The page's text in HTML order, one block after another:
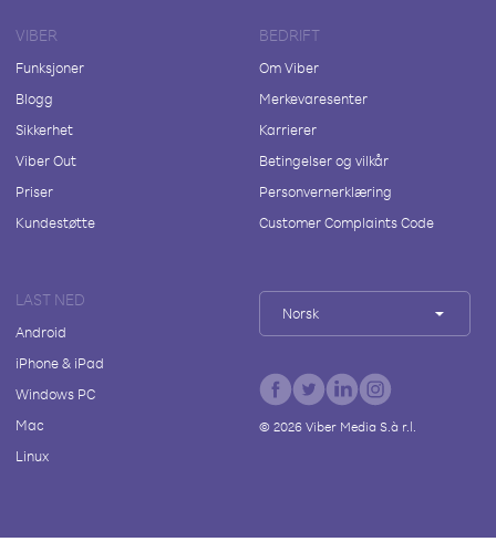
VIBER
Funksjoner
Blogg
Sikkerhet
Viber Out
Priser
Kundestøtte
BEDRIFT
Om Viber
Merkevaresenter
Karrierer
Betingelser og vilkår
Personvernerklæring
Customer Complaints Code
LAST NED
Android
iPhone & iPad
Windows PC
Mac
Linux
Norsk
© 2026Viber Media S.à r.l.